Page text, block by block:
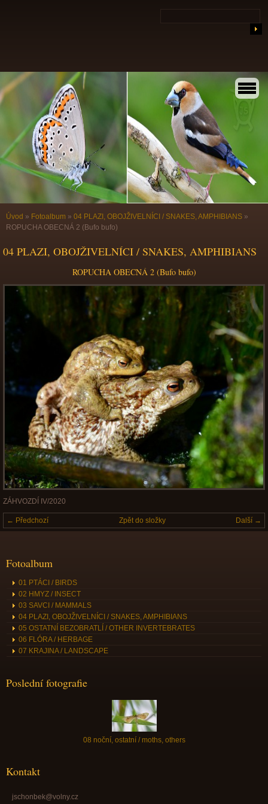
Úvod » Fotoalbum » 04 PLAZI, OBOJŽIVELNÍCI / SNAKES, AMPHIBIANS »
ROPUCHA OBECNÁ 2 (Bufo bufo)
04 PLAZI, OBOJŽIVELNÍCI / SNAKES, AMPHIBIANS
ROPUCHA OBECNÁ 2 (Bufo bufo)
ZÁHVOZDÍ IV/2020
← Předchozí Další →
Zpět do složky
Fotoalbum
01 PTÁCI / BIRDS
02 HMYZ / INSECT
03 SAVCI / MAMMALS
04 PLAZI, OBOJŽIVELNÍCI / SNAKES, AMPHIBIANS
05 OSTATNÍ BEZOBRATLÍ / OTHER INVERTEBRATES
06 FLÓRA / HERBAGE
07 KRAJINA / LANDSCAPE
Poslední fotografie
08 noční, ostatní / moths, others
Kontakt
jschonbek@volny.cz